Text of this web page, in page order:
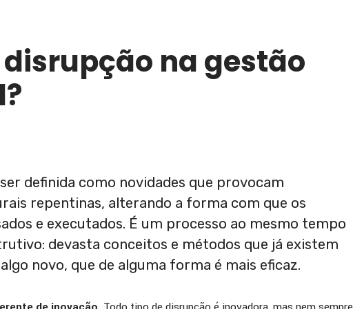
disrupção na gestão
definida como novidades que provocam
repentinas, alterando a forma com que os
e executados. É um processo ao mesmo tempo
devasta conceitos e métodos que já existem
novo, que de alguma forma é mais eficaz.
BIOSEV comenta
a parceria com a PETRONAS